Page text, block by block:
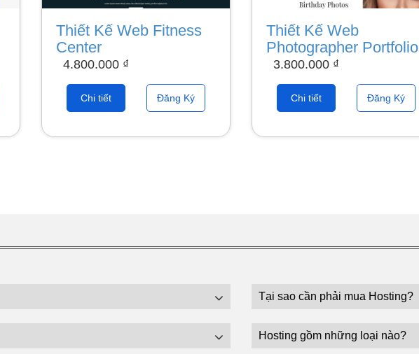
Thiết Kế Web Fitness
Center
4.800.000 ₫
Chi tiết Đăng Ký
Thiết Kế Web
Photographer Portfolio
3.800.000 ₫
Chi tiết Đăng Ký
Tại sao cần phải mua Hosting?
Hosting gồm những loại nào?